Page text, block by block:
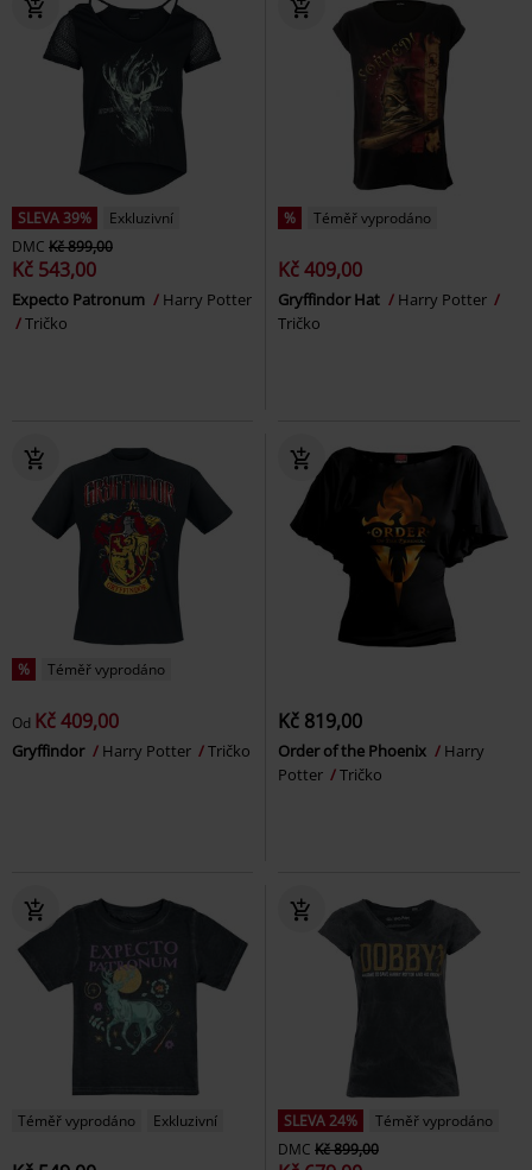
SLEVA 39%
Exkluzivní
DMC Kč 899,00
Kč 543,00
Expecto Patronum
Harry Potter
Tričko
% Téměř vyprodáno
Kč 409,00
Gryffindor Hat
Harry Potter
Tričko
% Téměř vyprodáno
Od Kč 409,00
Gryffindor Harry Potter Tričko
Kč 819,00
Order of the Phoenix
Harry
Potter
Tričko
Téměř vyprodáno Exkluzivní SLEVA 24%
Téměř vyprodáno
DMC Kč 899,00